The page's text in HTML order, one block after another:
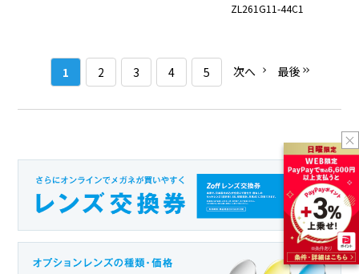
ZL261G11-44C1
1 2 3 4 5 次へ 最後